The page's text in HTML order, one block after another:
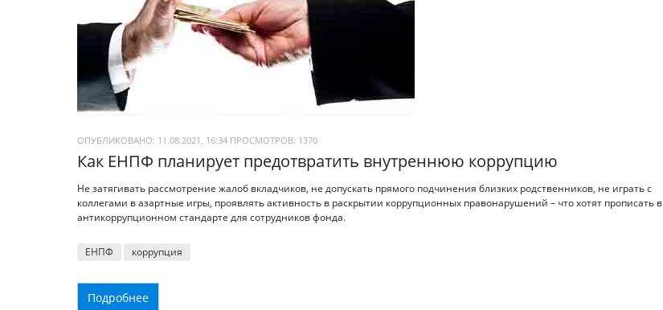
ОПУБЛИКОВАНО: 11.08.2021, 16:34 ПРОСМОТРОВ: 1370
Как ЕНПФ планирует предотвратить внутреннюю коррупцию
Не затягивать рассмотрение жалоб вкладчиков, не допускать прямого подчинения близких родственников, не играть с
коллегами в азартные игры, проявлять активность в раскрытии коррупционных правонарушений – что хотят прописать в
антикоррупционном стандарте для сотрудников фонда.
ЕНПФ коррупция
Подробнее